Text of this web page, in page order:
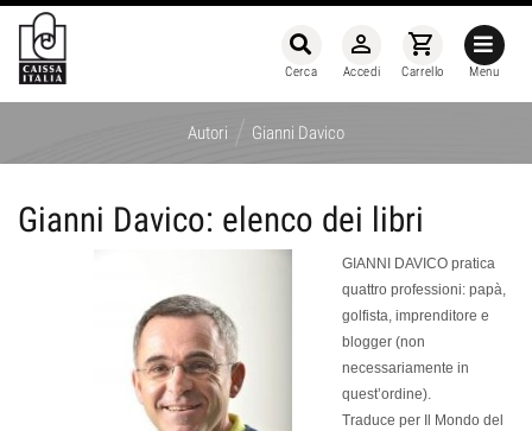
Menu
shopping_cart
Carrello
person_outline
Accedi
Cerca
Autori / Gianni Davico
Gianni Davico: elenco dei libri
GIANNI DAVICO pratica
quattro professioni: papà,
golfista, imprenditore e
blogger (non
necessariamente in
quest’ordine).
Traduce per Il Mondo del